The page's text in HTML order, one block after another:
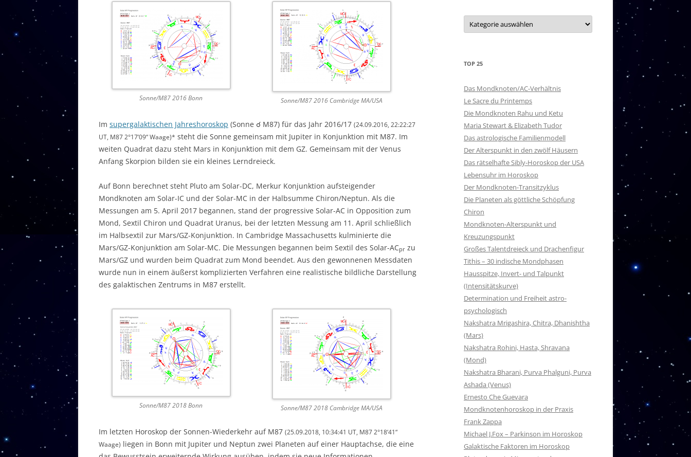
21 – UTTARA ASHADA
24 – SHATABISHAK
26 – UTTARA BHADRAPADA
27 – REVATI
Sonne/M87 2016 Bonn Sonne/M87 2016 Cambridge MA/USA
Im supergalaktischen Jahreshoroskop (Sonne ☌ M87) für das Jahr 2016/17 (24.09.2016, 22:22:27
UT, M87 2°17’09“ Waage)* steht die Sonne gemeinsam mit Jupiter in Konjunktion mit M87. Im
weiten Quadrat dazu steht Mars in Konjunktion mit dem GZ. Gemeinsam mit der Venus
Anfang Skorpion bilden sie ein kleines Lerndreieck.
Auf Bonn berechnet steht Pluto am Solar-DC, Merkur Konjunktion aufsteigender
Mondknoten am Solar-IC und der Solar-MC in der Halbsumme Chiron/Neptun. Als die
Messungen am 5. April 2017 begannen, stand der progressive Solar-AC in Opposition zum
Mond, Sextil Chiron und Quadrat Uranus, bei der letzten Messung am 11. April schließlich
im Halbsextil zur Mars/GZ-Konjunktion. In Cambridge Massachusetts kulminierte die
Mars/GZ-Konjunktion am Solar-MC. Die Messungen begannen beim Sextil des Solar-ACpr zu
Mars/GZ und wurden beim Quadrat zum Mond beendet. Aus den gewonnenen Messdaten
wurde nun in einem äußerst komplizierten Verfahren eine realistische bildliche Darstellung
des galaktischen Zentrums in M87 erstellt.
Sonne/M87 2018 Bonn Sonne/M87 2018 Cambridge MA/USA
Im letzten Horoskop der Sonnen-Wiederkehr auf M87 (25.09.2018, 10:34:41 UT, M87 2°18‘41“
Waage) liegen in Bonn mit Jupiter und Neptun zwei Planeten auf einer Hauptachse, die eine
Kategorien
TOP 25
Das Mondknoten/AC-Verhältnis
Le Sacre du Printemps
Die Mondknoten Rahu und Ketu
Maria Stewart & Elizabeth Tudor
Das astrologische Familienmodell
Der Alterspunkt in den zwölf Häusern
Das rätselhafte Sibly-Horoskop der USA
Lebensuhr im Horoskop
Der Mondknoten-Transitzyklus
Die Planeten als göttliche Schöpfung
Chiron
Mondknoten-Alterspunkt und
Kreuzungspunkt
Großes Talentdreieck und Drachenfigur
Tithis – 30 indische Mondphasen
Hausspitze, Invert- und Talpunkt
(Intensitätskurve)
Determination und Freiheit astro-
psychologisch
Nakshatra Mrigashira, Chitra, Dhanishtha
(Mars)
Nakshatra Rohini, Hasta, Shravana
(Mond)
Nakshatra Bharani, Purva Phalguni, Purva
Ashada (Venus)
Ernesto Che Guevara
Mondknotenhoroskop in der Praxis
Frank Zappa
Michael J.Fox – Parkinson im Horoskop
Galaktische Faktoren im Horoskop